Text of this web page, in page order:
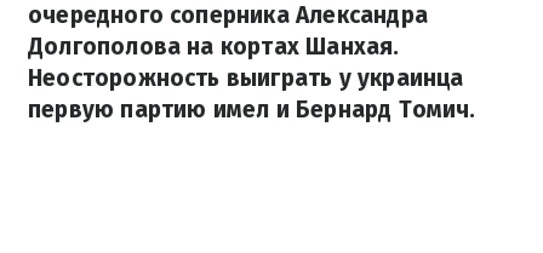
очередного соперника Александра
Долгополова на кортах Шанхая.
Неосторожность выиграть у украинца
первую партию имел и Бернард Томич.